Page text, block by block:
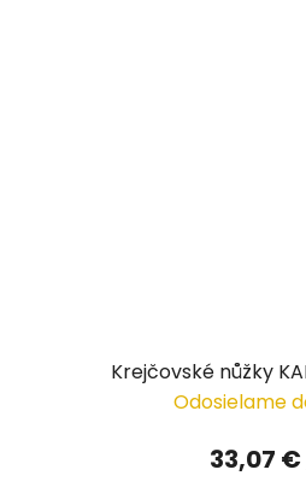
Krejčovské nůžky
Odosielame
33,07 €